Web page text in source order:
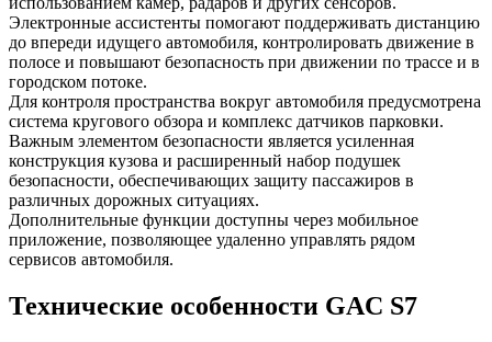
Электронные ассистенты помогают поддерживать дистанцию
до впереди идущего автомобиля, контролировать движение в
полосе и повышают безопасность при движении по трассе и в
городском потоке.
Для контроля пространства вокруг автомобиля предусмотрена
система кругового обзора и комплекс датчиков парковки.
Важным элементом безопасности является усиленная
конструкция кузова и расширенный набор подушек
безопасности, обеспечивающих защиту пассажиров в
различных дорожных ситуациях.
Дополнительные функции доступны через мобильное
приложение, позволяющее удаленно управлять рядом
сервисов автомобиля.
Технические особенности GAC S7